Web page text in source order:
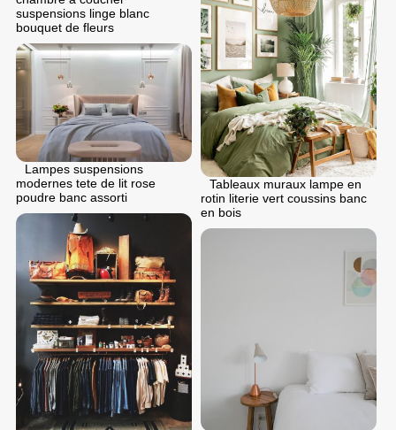
suspensions linge blanc
bouquet de fleurs
Tableaux muraux lampe en
rotin literie vert coussins banc
en bois
Lampes suspensions
modernes tete de lit rose
poudre banc assorti